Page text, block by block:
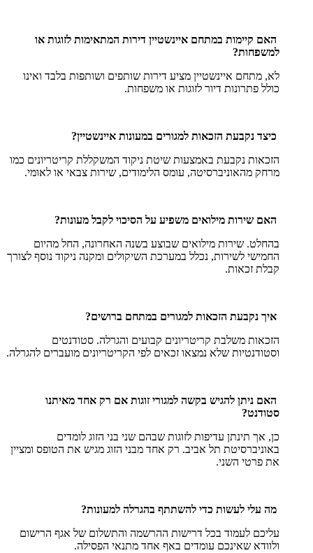
האם קיימות במתחם איינשטיין דירות המתאימות לזוגות או
למשפחות?
לא, מתחם איינשטיין מציע דירות שותפים ושותפות בלבד ואינו
כולל פתרונות דיור לזוגות או משפחות.
כיצד נקבעת הזכאות למגורים במעונות איינשטיין?
הזכאות נקבעת באמצעות שיטת ניקוד המשקללת קריטריונים כמו
מרחק מהאוניברסיטה, עומס הלימודים, שירות צבאי או לאומי.
האם שירות מילואים משפיע על הסיכוי לקבל מעונות?
בהחלט. שירות מילואים שבוצע בשנה האחרונה, החל מהיום
החמישי לשירות, נכלל במערכת השיקולים ומקנה ניקוד נוסף לצורך
קבלת זכאות.
איך נקבעת הזכאות למגורים במתחם ברושים?
הזכאות משלבת קריטריונים קבועים והגרלה. סטודנטים
וסטודנטיות שלא נמצאו זכאים לפי הקריטריונים מועברים להגרלה.
האם ניתן להגיש בקשה למגורי זוגות אם רק אחד מאיתנו
סטודנט?
כן, אך תינתן עדיפות לזוגות שבהם שני בני הזוג לומדים
באוניברסיטת תל אביב. רק אחד מבני הזוג מגיש את הטופס ומציין
את פרטי השני.
מה עלי לעשות כדי להשתתף בהגרלה למעונות?
עליכם לעמוד בכל דרישות ההרשמה והתשלום של אגף הרישום
ולוודא שאינכם עומדים באף אחד מתנאי הפסילה.